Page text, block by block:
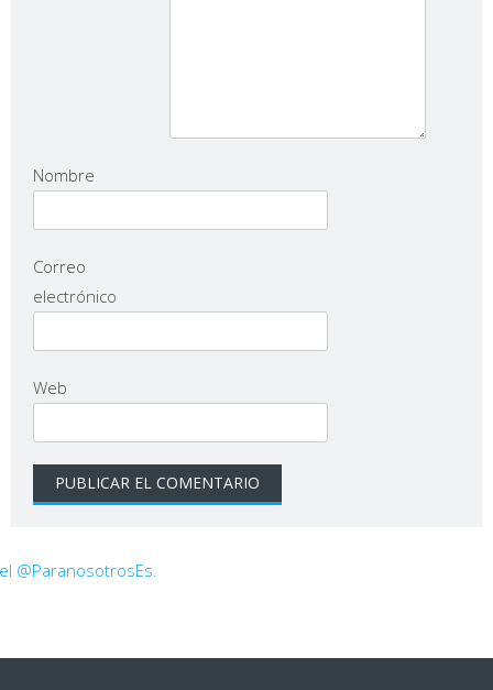
Nombre
Correo
electrónico
Web
@ParanosotrosEs.